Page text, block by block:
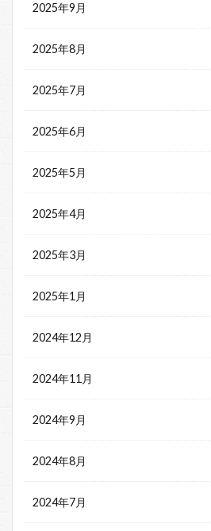
2025年9月
2025年8月
2025年7月
2025年6月
2025年5月
2025年4月
2025年3月
2025年1月
2024年12月
2024年11月
2024年9月
2024年8月
2024年7月